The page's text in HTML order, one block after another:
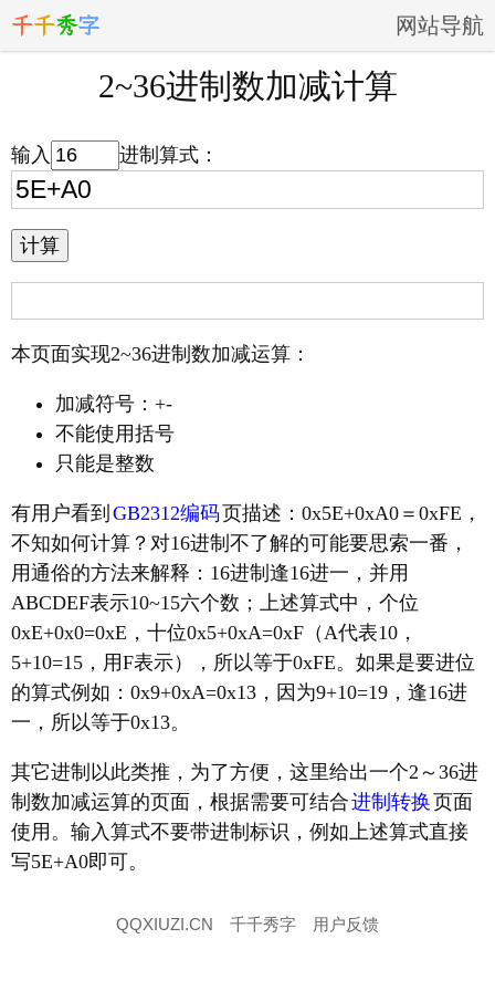
千千秀字 网站导航
2~36进制数加减计算
输入 进制算式：
本页面实现2~36进制数加减运算：
加减符号：+-
不能使用括号
只能是整数
有用户看到 GB2312编码页描述：0x5E+0xA0＝0xFE，
不知如何计算？对16进制不了解的可能要思索一番，
用通俗的方法来解释：16进制逢16进一，并用
ABCDEF表示10~15六个数；上述算式中，个位
0xE+0x0=0xE，十位0x5+0xA=0xF（A代表10，
5+10=15，用F表示），所以等于0xFE。如果是要进位
的算式例如：0x9+0xA=0x13，因为9+10=19，逢16进
一，所以等于0x13。
其它进制以此类推，为了方便，这里给出一个2～36进
制数加减运算的页面，根据需要可结合进制转换页面
使用。输入算式不要带进制标识，例如上述算式直接
写5E+A0即可。
QQXIUZI.CN 千千秀字 用户反馈